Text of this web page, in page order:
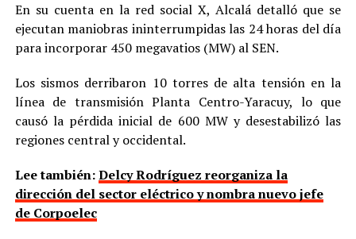
En su cuenta en la red social X, Alcalá detalló que se
ejecutan maniobras ininterrumpidas las 24 horas del día
para incorporar 450 megavatios (MW) al SEN.
Los sismos derribaron 10 torres de alta tensión en la
línea de transmisión Planta Centro-Yaracuy, lo que
causó la pérdida inicial de 600 MW y desestabilizó las
regiones central y occidental.
Lee también:Delcy Rodríguez reorganiza la
dirección del sector eléctrico y nombra nuevo jefe
de Corpoelec